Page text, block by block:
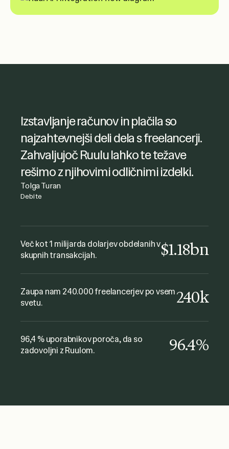
Ruul mi je omogočil enostaven
dostop do računov freelancerjev in
učinkovito obravnavo plačil. Zelo sem
zadovoljna tudi z načinom, kako so
obravnavali moja vprašanja.
Izstavljanje računov in plačila so
najzahtevnejši deli dela s freelancerji.
Zahvaljujoč Ruulu lahko te težave
rešimo z njihovimi odličnimi izdelki.
Tolga Turan
Debite
freelancerjev, bil je preprost in
nezapleten. Odlična storitev in
podpora! Vsekakor priporočam!
Fabio Minuzzi
Več kot 1 milijarda dolarjev obdelanih v
skupnih transakcijah.
$1.18bn
Zaupa nam 240.000 freelancerjev po vsem
svetu.
240k
96,4 % uporabnikov poroča, da so
zadovoljni z Ruulom.
96.4%